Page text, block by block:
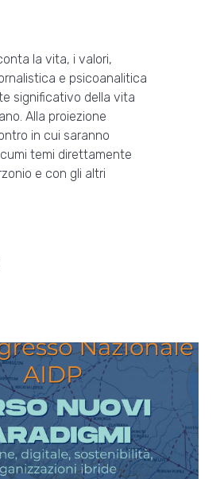
la vita, i valori,
e psicoanalitica
significativo della vita
Alla proiezione
in cui saranno
temi direttamente
e con gli altri